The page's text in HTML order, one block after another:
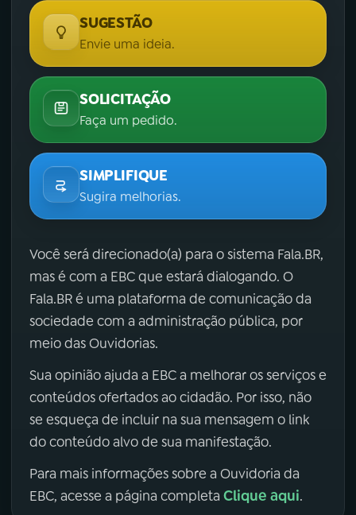
SUGESTÃO
Envie uma ideia.
SOLICITAÇÃO
Faça um pedido.
SIMPLIFIQUE
Sugira melhorias.
Você será direcionado(a) para o sistema Fala.BR,
mas é com a EBC que estará dialogando. O
Fala.BR é uma plataforma de comunicação da
sociedade com a administração pública, por
meio das Ouvidorias.
Sua opinião ajuda a EBC a melhorar os serviços e
conteúdos ofertados ao cidadão. Por isso, não
se esqueça de incluir na sua mensagem o link
do conteúdo alvo de sua manifestação.
Para mais informações sobre a Ouvidoria da
EBC, acesse a página completa Clique aqui.